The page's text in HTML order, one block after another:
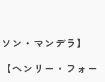
ン・マンデラ】
ヘンリー・フォー